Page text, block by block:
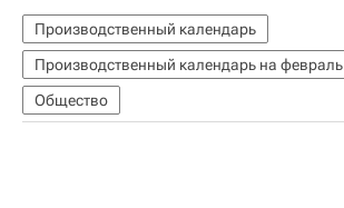
Производственный календарь
Производственный календарь на февраль
Общество